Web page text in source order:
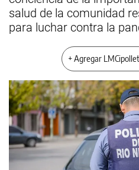
salud de la comunidad
para luchar contra la
+ Agregar